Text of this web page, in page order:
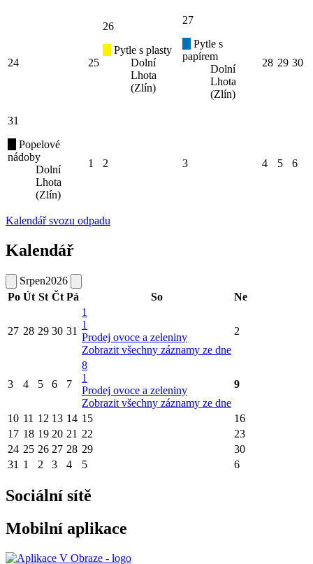
24 25
26
Pytle s plasty
Dolní
Lhota
(Zlín)
27
Pytle s
papírem
Dolní
Lhota
(Zlín)
28 29 30
31
Popelové
nádoby
Dolní
Lhota
(Zlín)
1 2 3 4 5 6
Kalendář svozu odpadu
Kalendář
Srpen2026
Po Út St Čt Pá So Ne
27 28 29 30 31
1
1
Prodej ovoce a zeleniny
Zobrazit všechny záznamy ze dne
2
3 4 5 6 7
8
1
Prodej ovoce a zeleniny
Zobrazit všechny záznamy ze dne
9
10 11 12 13 14 15
16
17 18 19 20 21 22
23
24 25 26 27 28 29
30
31 1 2 3 4 5 6
Sociální sítě
Mobilní aplikace